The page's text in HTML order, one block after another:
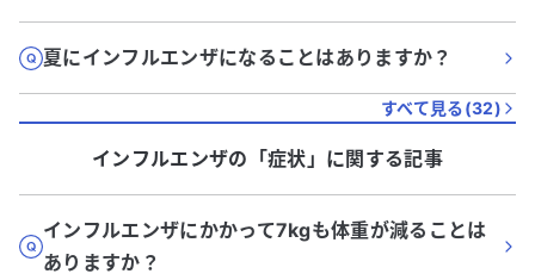
夏にインフルエンザになることはありますか？
すべて見る(32)
インフルエンザの「症状 」に関する記事
インフルエンザにかかって7kgも体重が減ることは
ありますか？